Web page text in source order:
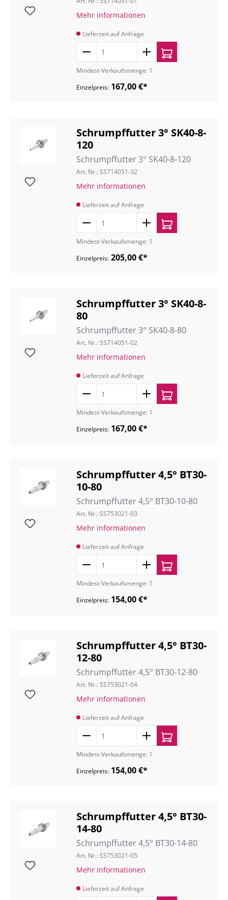
Mehr informationen
Lieferzeit auf Anfrage
Mindest-Verkaufsmenge: 1
Einzelpreis: 167,00 €*
Schrumpffutter 3° SK40-8-
120
Schrumpffutter 3° SK40-8-120
Art. Nr.: SS714051-32
Mehr informationen
Lieferzeit auf Anfrage
Mindest-Verkaufsmenge: 1
Einzelpreis: 205,00 €*
Schrumpffutter 3° SK40-8-
80
Schrumpffutter 3° SK40-8-80
Art. Nr.: SS714051-02
Mehr informationen
Lieferzeit auf Anfrage
Mindest-Verkaufsmenge: 1
Einzelpreis: 167,00 €*
Schrumpffutter 4,5° BT30-
10-80
Schrumpffutter 4,5° BT30-10-80
Art. Nr.: SS753021-03
Mehr informationen
Lieferzeit auf Anfrage
Mindest-Verkaufsmenge: 1
Einzelpreis: 154,00 €*
Schrumpffutter 4,5° BT30-
12-80
Schrumpffutter 4,5° BT30-12-80
Art. Nr.: SS753021-04
Mehr informationen
Lieferzeit auf Anfrage
Mindest-Verkaufsmenge: 1
Einzelpreis: 154,00 €*
Schrumpffutter 4,5° BT30-
14-80
Schrumpffutter 4,5° BT30-14-80
Art. Nr.: SS753021-05
Mehr informationen
Lieferzeit auf Anfrage